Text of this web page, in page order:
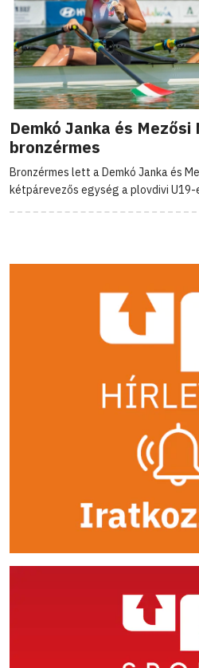
Demkó Janka és
bronzérmes
Bronzérmes lett a Demkó Janka és
kétpárevezős egység a plovdivi